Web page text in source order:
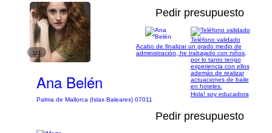
1/1
Pedir presupuesto
Ana Belén
Palma de Mallorca (Islas Baleares) 07011
Teléfono validado
Acabo de finalizar un grado medio de
administración, he trabajado con niños,
por lo tanto tengo
experiencia con ellos
además de realizar
actuaciones de baile
en hoteles.
Pedir presupuesto
Hola! soy educadora